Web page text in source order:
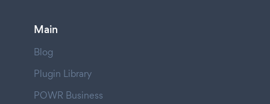
Main
Blog
Plugin Library
POWR Business